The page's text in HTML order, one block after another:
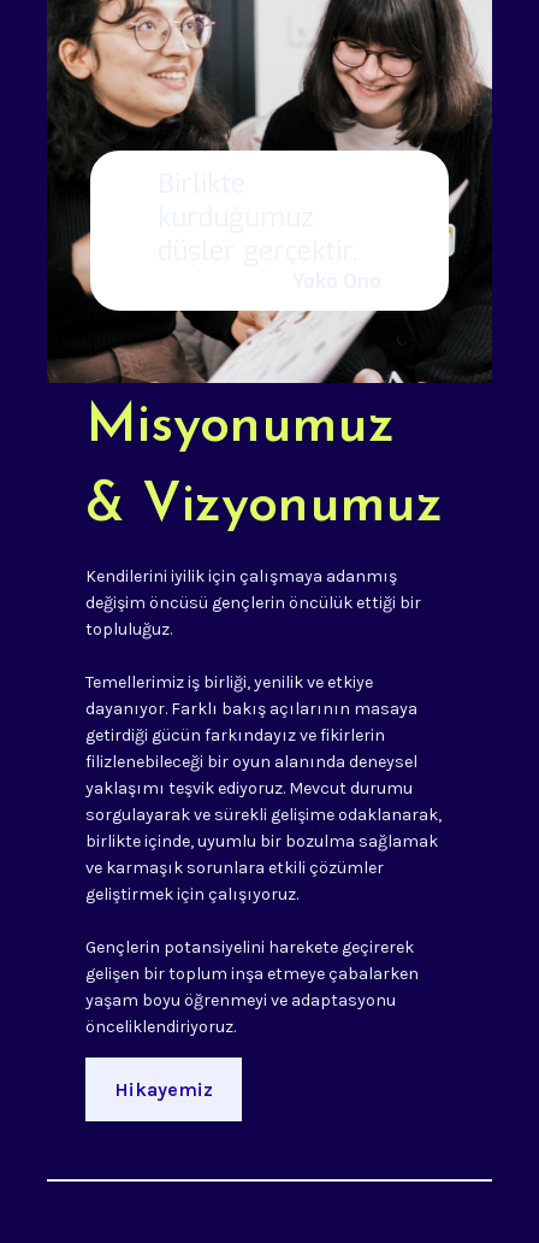
Misyonumuz
& Vizyonumuz
Kendilerini iyilik için çalışmaya adanmış
değişim öncüsü gençlerin öncülük ettiği bir
topluluğuz.
Temellerimiz iş birliği, yenilik ve etkiye
dayanıyor. Farklı bakış açılarının masaya
getirdiği gücün farkındayız ve fikirlerin
filizlenebileceği bir oyun alanında deneysel
yaklaşımı teşvik ediyoruz. Mevcut durumu
sorgulayarak ve sürekli gelişime odaklanarak,
birlikte içinde, uyumlu bir bozulma sağlamak
ve karmaşık sorunlara etkili çözümler
geliştirmek için çalışıyoruz.
Gençlerin potansiyelini harekete geçirerek
gelişen bir toplum inşa etmeye çabalarken
yaşam boyu öğrenmeyi ve adaptasyonu
önceliklendiriyoruz.
Hikayemiz